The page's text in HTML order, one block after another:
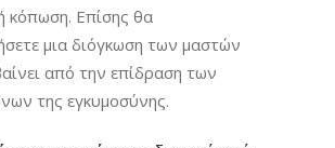
κόπωση. Επίσης θα
μια διόγκωση των μαστών
από την επίδραση των
της εγκυμοσύνης.